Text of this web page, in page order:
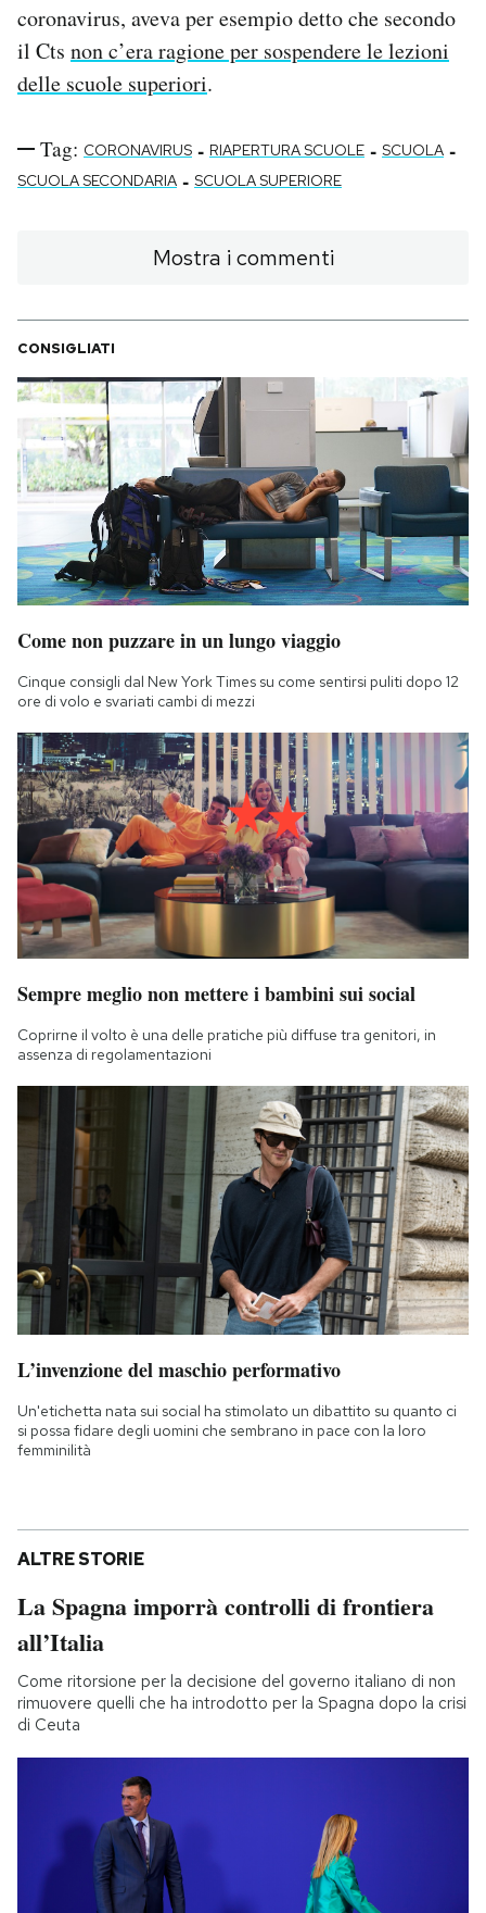
coronavirus, aveva per esempio detto che secondo
il Cts non c’era ragione per sospendere le lezioni
delle scuole superiori.
Tag: CORONAVIRUS - RIAPERTURA SCUOLE - SCUOLA -
SCUOLA SECONDARIA - SCUOLA SUPERIORE
Mostra i commenti
CONSIGLIATI
Come non puzzare in un lungo viaggio
Cinque consigli dal New York Times su come sentirsi puliti dopo 12
ore di volo e svariati cambi di mezzi
Sempre meglio non mettere i bambini sui social
Coprirne il volto è una delle pratiche più diffuse tra genitori, in
assenza di regolamentazioni
L’invenzione del maschio performativo
Un'etichetta nata sui social ha stimolato un dibattito su quanto ci
si possa fidare degli uomini che sembrano in pace con la loro
femminilità
ALTRE STORIE
La Spagna imporrà controlli di frontiera
all’Italia
Come ritorsione per la decisione del governo italiano di non
rimuovere quelli che ha introdotto per la Spagna dopo la crisi
di Ceuta